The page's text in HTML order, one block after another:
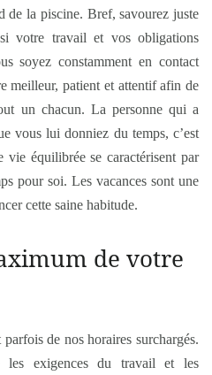
de la piscine. Bref, savourez juste
votre travail et vos obligations
soyez constamment en contact
meilleur, patient et attentif afin de
un chacun. La personne qui a
vous lui donniez du temps, c’est
équilibrée se caractérisent par
pour soi. Les vacances sont une
cette saine habitude.
de votre
de nos horaires surchargés.
les exigences du travail et les